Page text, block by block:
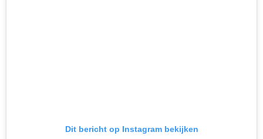
Dit bericht op Instagram bekijken